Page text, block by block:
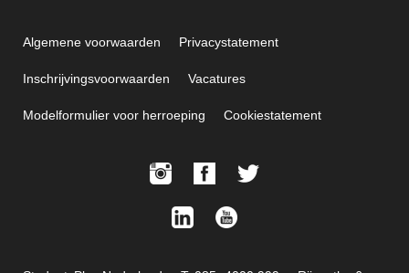
Algemene voorwaarden Privacystatement
Inschrijvingsvoorwaarden Vacatures
Modelformulier voor herroeping Cookiestatement